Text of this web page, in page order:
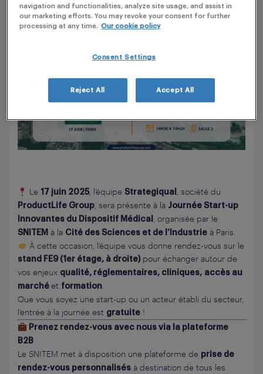
Le 17 juin 2025, l’équipe Strategiqual , société du
ProductLife Group , sera présente à la Journée Start-up
Innovantes du Dispositif Médical
, organisée par le
SNITEM à la Cité des Sciences et de l’Industrie à Paris.
À cette occasion, l’équipe vous donne rendez-vous sur le
stand FE9 (1er étage, à droite)pour échanger autour de
vos enjeux qualité, réglementaires, cliniques, accès au
marché et formation
Que vous soyez une start-up ou un acteur établi du secteur,
l’entrée à la journée est gratuite !
Prenez rendez-vous avec nous via la plateforme
B2B
Le SNITEM met à disposition une plateforme de prise de
rendez-vous personnalisés à destination de tous les
navigation and functionalities, analyze site usage, and assist in
our marketing efforts. You may revoke your consent for further
processing at any time. Our cookie policy
Consent Settings
Reject All Accept All